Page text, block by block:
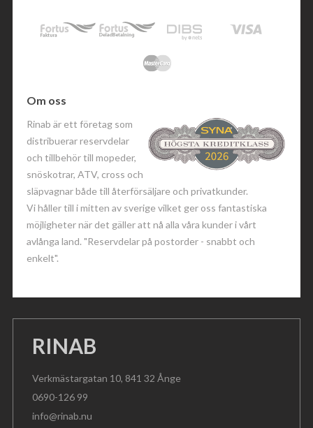
Om oss
Rinab är ett företag som
distribuerar reservdelar
och tillbehör till mopeder,
snöskotrar, ATV, cross och
släpvagnar både till återförsäljare och privatkunder.
Vi håller till i mitten av sverige vilket ger oss fantastiska
möjligheter när det gäller att nå alla våra kunder i vårt
avlånga land. "Reservdelar på postorder - snabbt och
enkelt".
RINAB
Verkmästargatan 10, 841 32 Ånge
0690-126 99
info@rinab.nu